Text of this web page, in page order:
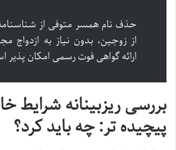
حذف نام همسر متوفی از
از زوجین، بدون نیاز به ازدواج
ارائه گواهی فوت رسمی امکان پذیر
بررسی ریزبینانه شرایط
پیچیده تر: چه باید کرد؟